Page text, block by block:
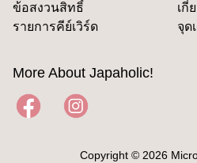
ข้อสงวนสิทธิ์
เกี่
รายการคีย์เวิร์ด
จุด
More About Japaholic!
Copyright © 2026